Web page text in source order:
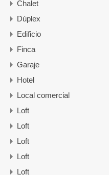
Chalet
Dúplex
Edificio
Finca
Garaje
Hotel
Local comercial
Loft
Loft
Loft
Loft
Loft